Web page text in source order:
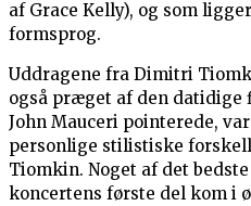
af Grace Kelly), og som
formsprog.
Uddragene fra Dimitri
også præget af den
John Mauceri pointerede,
personlige stilistiske
Tiomkin. Noget af det
koncertens første del kom i